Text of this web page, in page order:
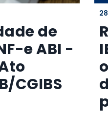
de
e ABI -
CGIBS